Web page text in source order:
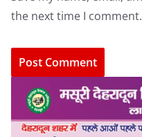
the next time I comment.